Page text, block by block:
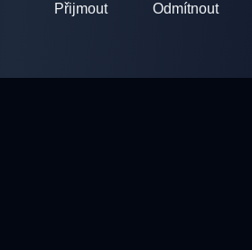
Přijmout Odmítnout